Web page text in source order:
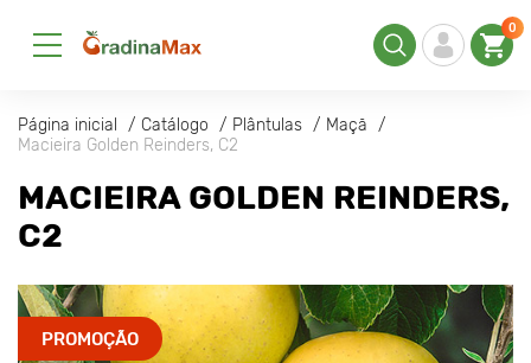
0
Página inicial Catálogo Plântulas
Maçã
Macieira Golden Reinders, C2
MACIEIRA GOLDEN REINDERS,
C2
PROMOÇÃO